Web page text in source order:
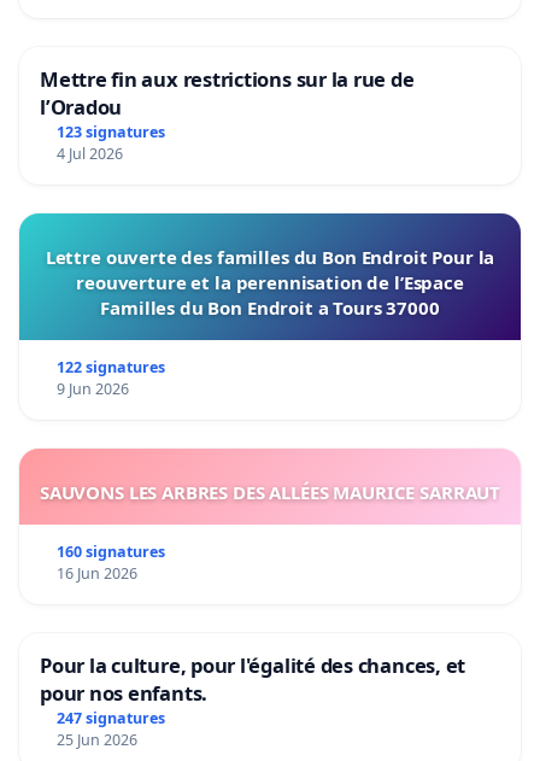
Mettre fin aux restrictions sur la rue de
l’Oradou
123 signatures
4 Jul 2026
Lettre ouverte des familles du Bon Endroit Pour la
reouverture et la perennisation de l’Espace
Familles du Bon Endroit a Tours 37000
122 signatures
9 Jun 2026
SAUVONS LES ARBRES DES ALLÉES MAURICE SARRAUT
160 signatures
16 Jun 2026
Pour la culture, pour l'égalité des chances, et
pour nos enfants.
247 signatures
25 Jun 2026